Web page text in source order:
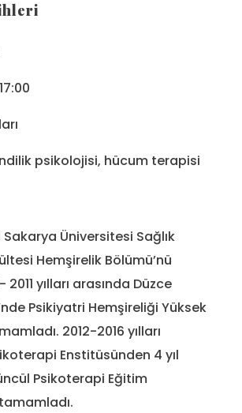
psikolojisi, hücum terapisi
Sakarya Üniversitesi Sağlık
Hemşirelik Bölümü’nü
yılları arasında Düzce
Psikiyatri Hemşireliği Yüksek
2012-2016 yılları
Enstitüsünden 4 yıl
Psikoterapi Eğitim